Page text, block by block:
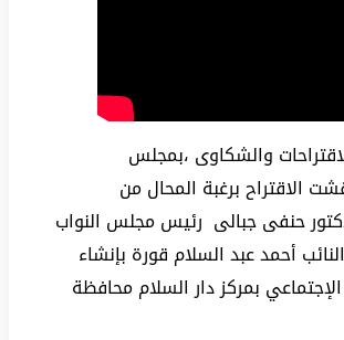
والشكاوى ،بمجلس
الاقتراح برغبة المحال من
حنفى جبالى رئيس مجلس النواب
أحمد عبد السلام قورة بإنشاء
بمركز دار السلام محافظة